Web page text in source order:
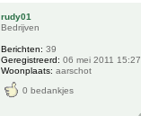
rudy01
Bedrijven
Berichten: 39
Geregistreerd: 06 mei 2011 15:27
Woonplaats: aarschot
0 bedankjes